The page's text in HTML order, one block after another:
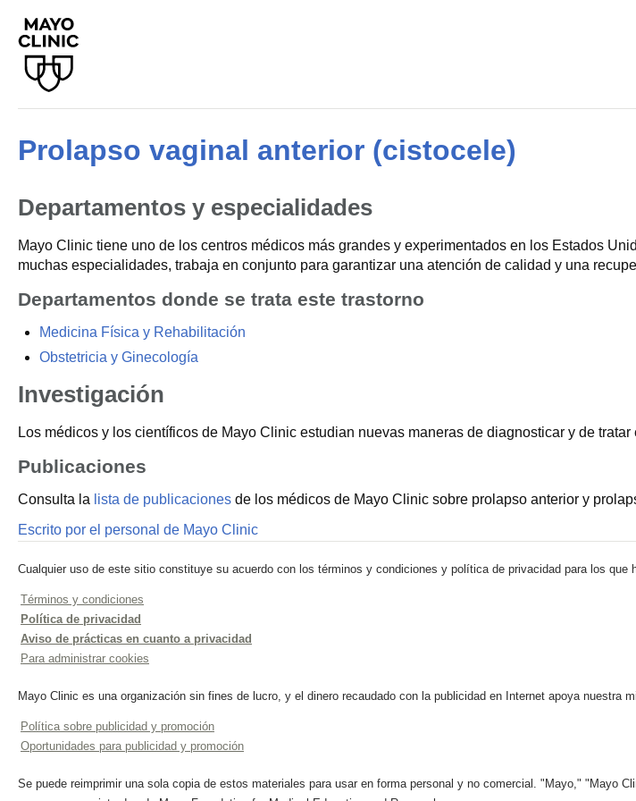
Prolapso vaginal anterior (cistocele)
Departamentos y especialidades
Mayo Clinic tiene uno de los centros médicos más grandes y experimentados en los Estados
muchas especialidades, trabaja en conjunto para garantizar una atención de calidad y una
Departamentos donde se trata este trastorno
Medicina Física y Rehabilitación
Obstetricia y Ginecología
Investigación
Los médicos y los científicos de Mayo Clinic estudian nuevas maneras de diagnosticar y de
Publicaciones
Consulta la lista de publicaciones de los médicos de Mayo Clinic sobre prolapso anterior y
Escrito por el personal de Mayo Clinic
Cualquier uso de este sitio constituye su acuerdo con los términos y condiciones y política de privacidad para los que
Términos y condiciones
Política de privacidad
Aviso de prácticas en cuanto a privacidad
Para administrar cookies
Mayo Clinic es una organización sin fines de lucro, y el dinero recaudado con la publicidad en Internet apoya
Política sobre publicidad y promoción
Oportunidades para publicidad y promoción
Se puede reimprimir una sola copia de estos materiales para usar en forma personal y no comercial. "Mayo," "Mayo